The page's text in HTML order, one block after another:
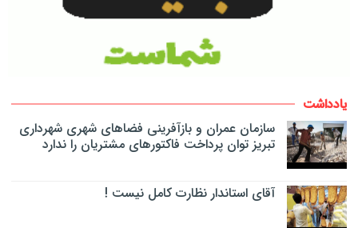
یادداشت
سازمان عمران و بازآفرینی فضاهای شهری شهرداری
تبریز توان پرداخت فاکتورهای مشتریان را ندارد
آقای استاندار نظارت کامل نیست !